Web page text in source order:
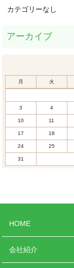
カテゴリーなし
月 火
3 4
10 11
17 18
24 25
31
HOME
会社紹介